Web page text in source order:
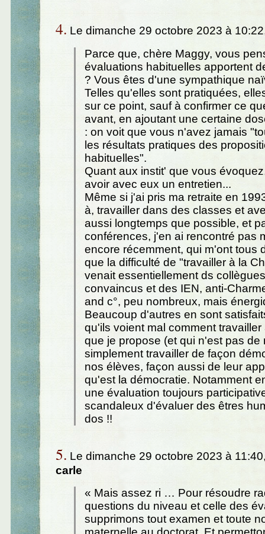
4. Le dimanche 29 octobre 2023 à
Parce que, chère Maggy, vous
évaluations habituelles apportent
? Vous êtes d'une sympathique
Telles qu'elles sont pratiquées,
sur ce point, sauf à confirmer ce
avant, en ajoutant une certaine
: on voit que vous n'avez jamais
les résultats pratiques des
habituelles".
Quant aux instit' que vous
avoir avec eux un entretien...
Même si j'ai pris ma retraite en
à, travailler dans des classes et
aussi longtemps que possible, et
conférences, j'en ai rencontré pas
encore récemment, qui m'ont tous
que la difficulté de "travailler à la
venait essentiellement ds
convaincus et des IEN, anti-
and c°, peu nombreux, mais
Beaucoup d'autres en sont
qu'ils voient mal comment
que je propose (et qui n'est pas de
simplement travailler de façon
nos élèves, façon aussi de leur
qu'est la démocratie. Notamment
une évaluation toujours
scandaleux d'évaluer des êtres
dos !!
5. Le dimanche 29 octobre 2023 à
carle
« Mais assez ri … Pour résoudre
questions du niveau et celle des
supprimons tout examen et toute